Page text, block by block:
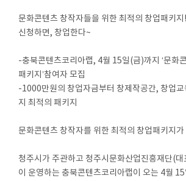
문화콘텐츠 창작자들을 위한 최적의 창업패키지!
신청하면, 창업한다~
-충북콘텐츠코리아랩, 4월 15일(금)까지 ‘문화
패키지’참여자 모집
-1000만원의 창업자금부터 창제작공간, 창업교
지 최적의 패키지
문화콘텐츠 창작자를 위한 최적의 창업패키지
청주시가 주관하고 청주시문화산업진흥재단(대
이 운영하는 충북콘텐츠코리아랩이 오는 4월 15